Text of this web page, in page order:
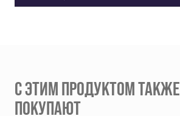
С ЭТИМ ПРОДУКТОМ ТАКЖЕ
ПОКУПАЮТ